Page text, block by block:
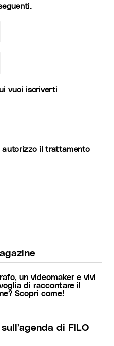
vuoi iscriverti
il trattamento
un videomaker e vivi
di raccontare il
Scopri come!
di FILO